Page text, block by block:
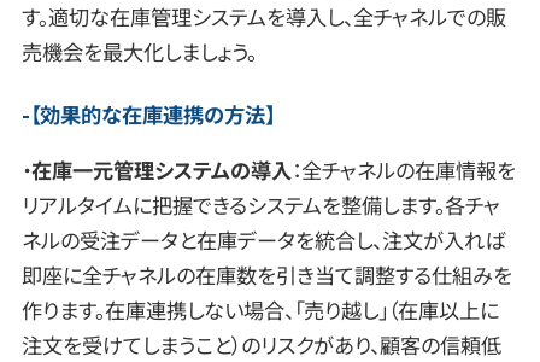
す。適切な在庫管理システムを導入し、全チャネルでの販
売機会を最大化しましょう。
【効果的な在庫連携の方法】
・在庫一元管理システムの導入：全チャネルの在庫情報を
リアルタイムに把握できるシステムを整備します。各チャ
ネルの受注データと在庫データを統合し、注文が入れば
即座に全チャネルの在庫数を引き当て調整する仕組みを
作ります。在庫連携しない場合、「売り越し」（在庫以上に
注文を受けてしまうこと）のリスクがあり、顧客の信頼低